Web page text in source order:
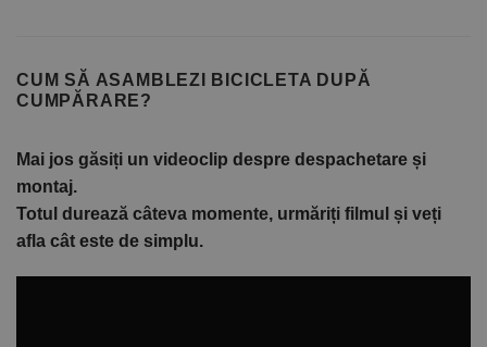
CUM SĂ ASAMBLEZI BICICLETA DUPĂ
CUMPĂRARE?
Mai jos găsiți un videoclip despre despachetare și
montaj.
Totul durează câteva momente, urmăriți filmul și veți
afla cât este de simplu.